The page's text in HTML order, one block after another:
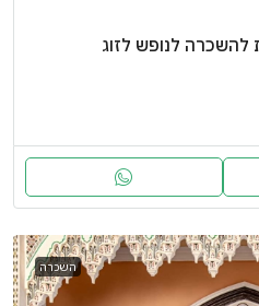
להשכרה לנופש לזוג
השכרה